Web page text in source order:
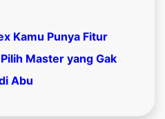
Kamu Punya Fitur
Master yang Gak
Abu